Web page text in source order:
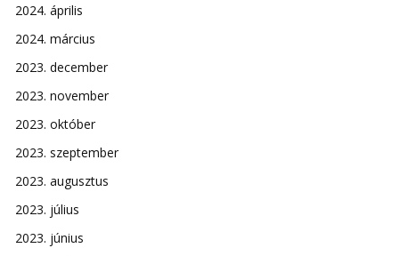
2024. április
2024. március
2023. december
2023. november
2023. október
2023. szeptember
2023. augusztus
2023. július
2023. június